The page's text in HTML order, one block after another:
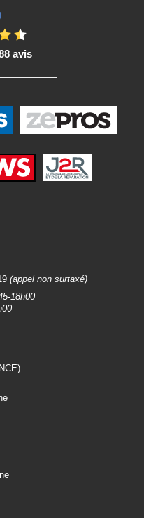
avis
(appel non surtaxé)
18h00